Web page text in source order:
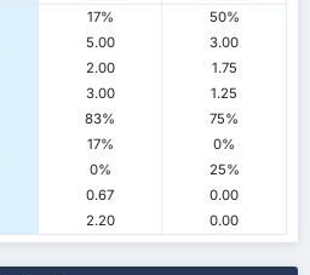
17%
50%
5.00
3.00
2.00
1.75
3.00
1.25
83%
75%
17%
0%
0%
25%
0.67
0.00
2.20 0.00